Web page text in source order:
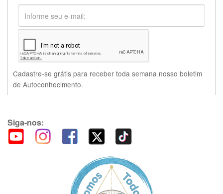
Cadastre-se grátis para receber toda semana nosso boletim
de Autoconhecimento.
Siga-nos: